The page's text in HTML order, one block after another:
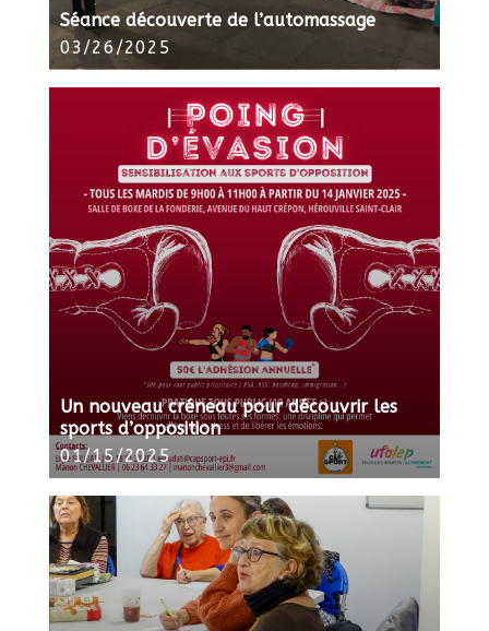
Séance découverte de l’automassage
03/26/2025
Un nouveau créneau pour découvrir les
sports d’opposition
01/15/2025